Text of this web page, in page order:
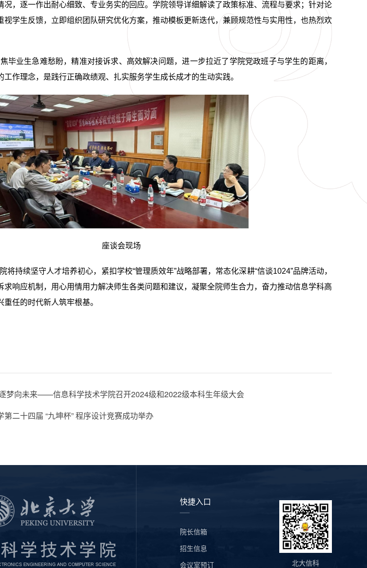
况，逐一作出耐心细致、专业务实的回应。学院领导详细解读了政策标准、流程与要求；针对论
视学生反馈，立即组织团队研究优化方案，推动模板更新迭代，兼顾规范性与实用性，也热烈欢
毕业生急难愁盼，精准对接诉求、高效解决问题，进一步拉近了学院党政班子与学生的距离，
作理念，是践行正确政绩观、扎实服务学生成长成才的生动实践。
座谈会现场
将持续坚守人才培养初心，紧扣学校“管理质效年”战略部署，常态化深耕“信谈1024”品牌活动，
求响应机制，用心用情用力解决师生各类问题和建议，凝聚全院师生合力，奋力推动信息学科高
任的时代新人筑牢根基。
梦向未来——信息科学技术学院召开2024级和2022级本科生年级大会
二十四届 “九坤杯” 程序设计竞赛成功举办
北大信科
快捷入口
院长信箱
招生信息
会议室预订